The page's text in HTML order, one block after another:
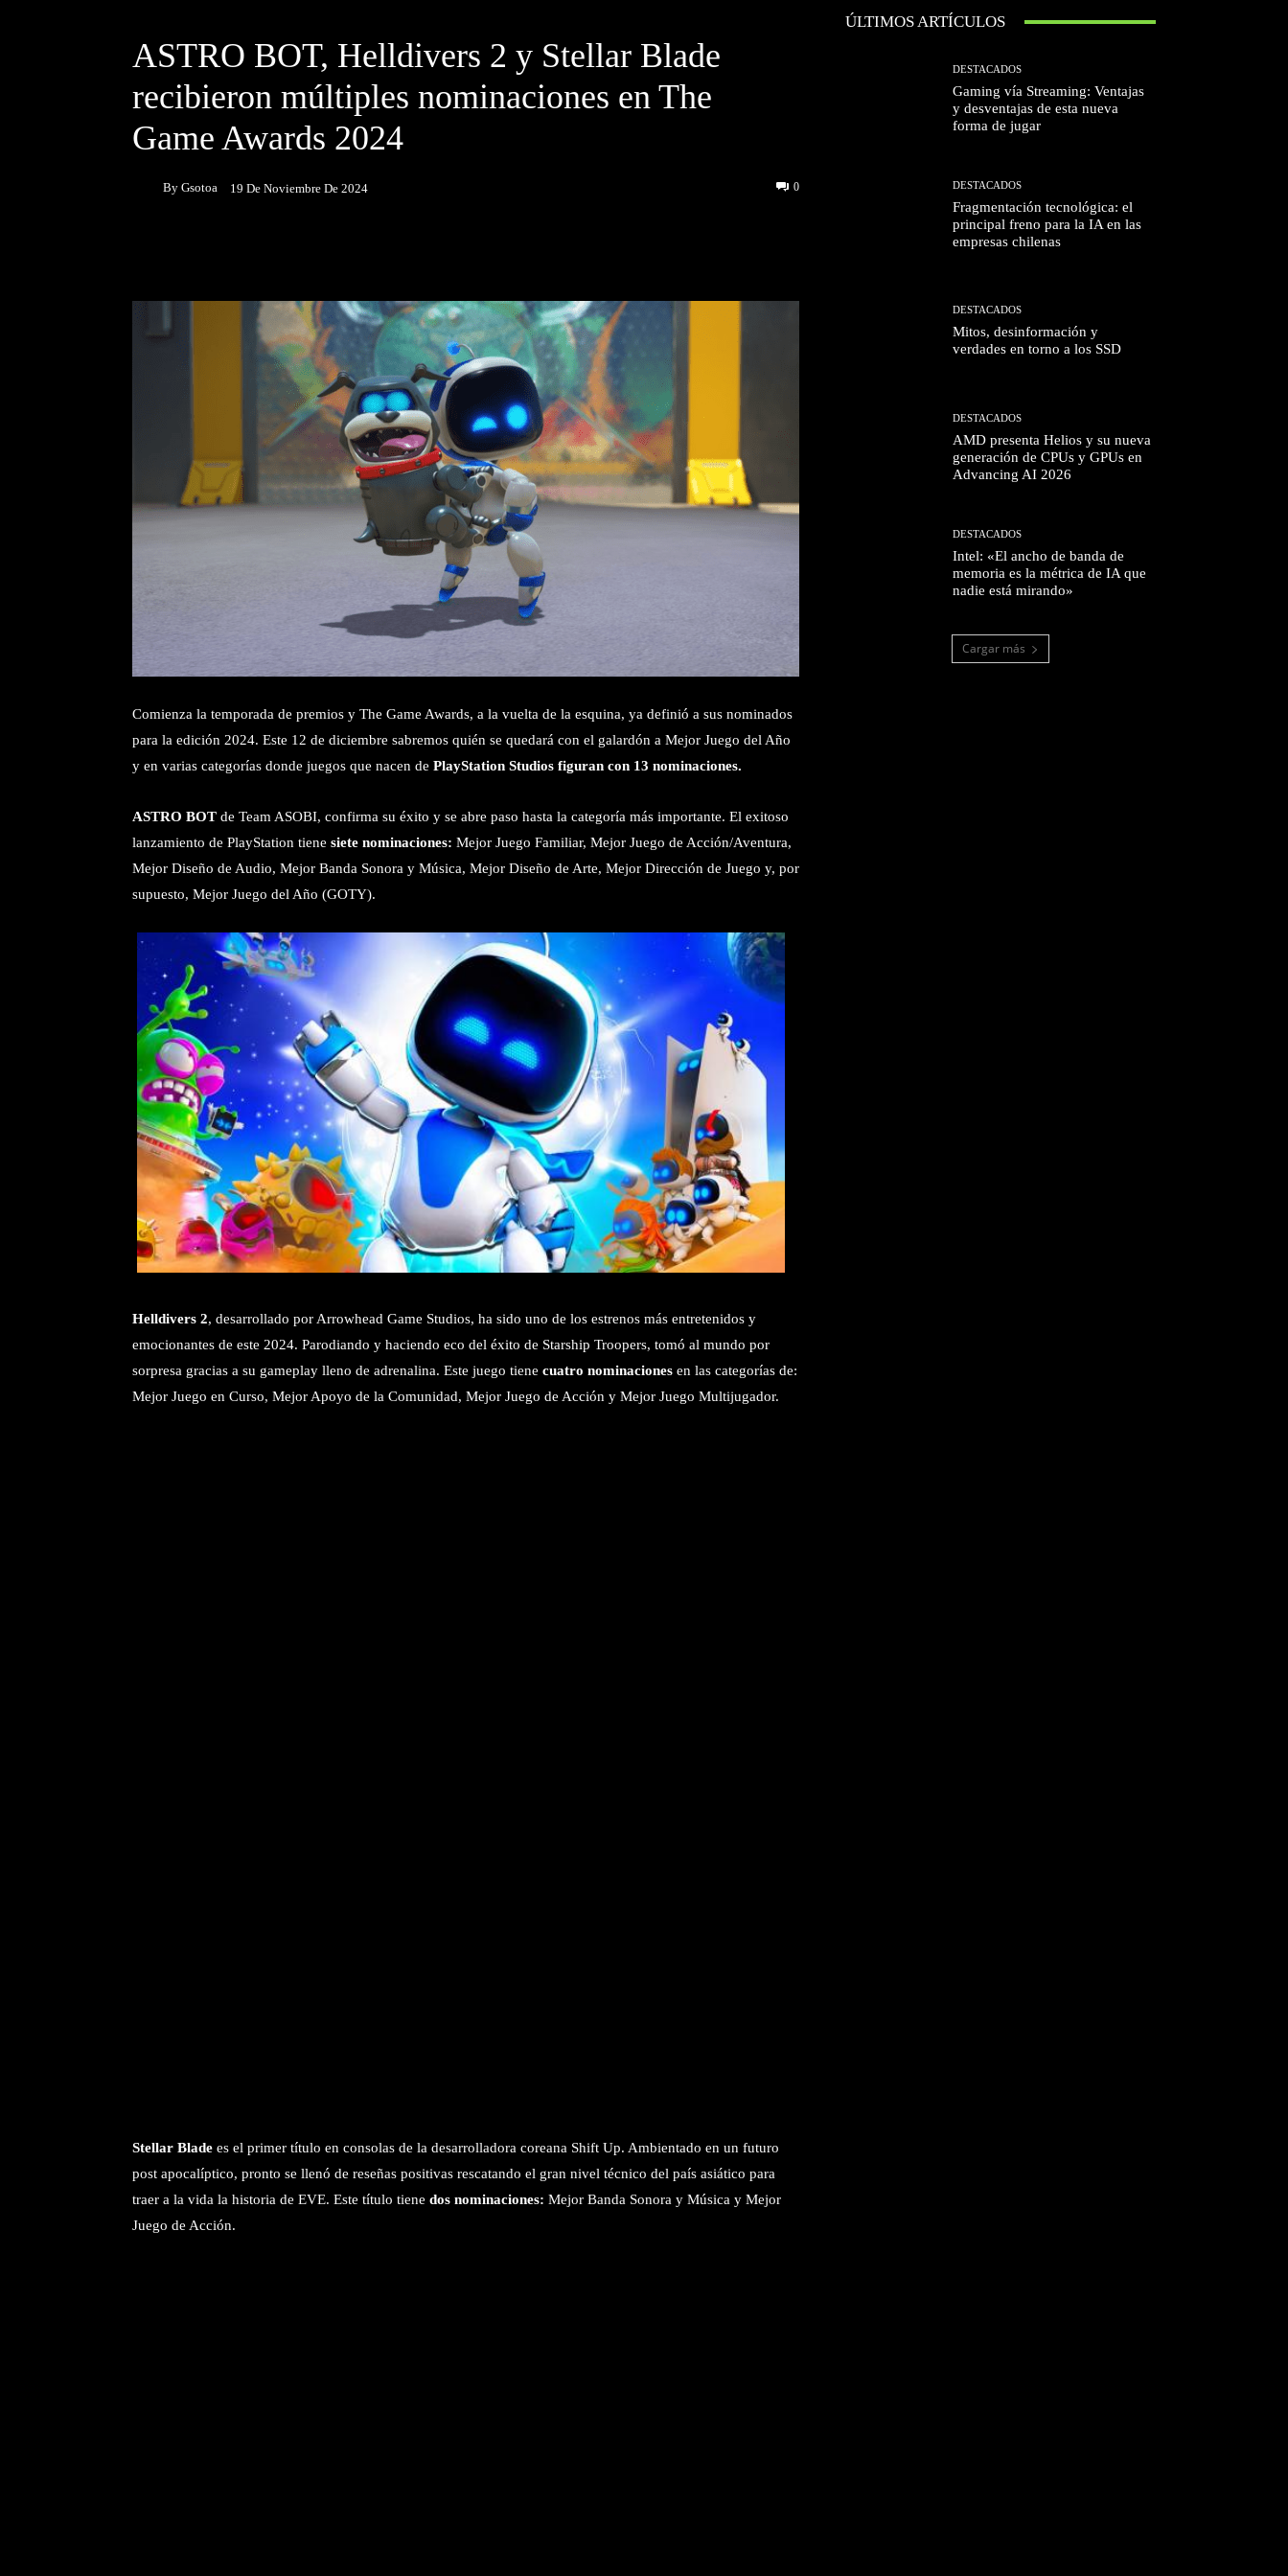
ASTRO BOT, Helldivers 2 y Stellar Blade
recibieron múltiples nominaciones en The
Game Awards 2024
By Gsotoa 19 De Noviembre De 2024 0
Comienza la temporada de premios y The Game Awards, a la vuelta de la esquina, ya definió a sus nominados
para la edición 2024. Este 12 de diciembre sabremos quién se quedará con el galardón a Mejor Juego del Año
y en varias categorías donde juegos que nacen de PlayStation Studios figuran con 13 nominaciones.
ASTRO BOT de Team ASOBI, confirma su éxito y se abre paso hasta la categoría más importante. El exitoso
lanzamiento de PlayStation tiene siete nominaciones: Mejor Juego Familiar, Mejor Juego de Acción/Aventura,
Mejor Diseño de Audio, Mejor Banda Sonora y Música, Mejor Diseño de Arte, Mejor Dirección de Juego y, por
supuesto, Mejor Juego del Año (GOTY).
Helldivers 2, desarrollado por Arrowhead Game Studios, ha sido uno de los estrenos más entretenidos y
emocionantes de este 2024. Parodiando y haciendo eco del éxito de Starship Troopers, tomó al mundo por
sorpresa gracias a su gameplay lleno de adrenalina. Este juego tiene cuatro nominaciones en las categorías de:
Mejor Juego en Curso, Mejor Apoyo de la Comunidad, Mejor Juego de Acción y Mejor Juego Multijugador.
Stellar Blade es el primer título en consolas de la desarrolladora coreana Shift Up. Ambientado en un futuro
post apocalíptico, pronto se llenó de reseñas positivas rescatando el gran nivel técnico del país asiático para
traer a la vida la historia de EVE. Este título tiene dos nominaciones: Mejor Banda Sonora y Música y Mejor
Juego de Acción.
ÚLTIMOS ARTÍCULOS
DESTACADOS
Gaming vía Streaming: Ventajas
y desventajas de esta nueva
forma de jugar
DESTACADOS
Fragmentación tecnológica: el
principal freno para la IA en las
empresas chilenas
DESTACADOS
Mitos, desinformación y
verdades en torno a los SSD
DESTACADOS
AMD presenta Helios y su nueva
generación de CPUs y GPUs en
Advancing AI 2026
DESTACADOS
Intel: «El ancho de banda de
memoria es la métrica de IA que
nadie está mirando»
Cargar más